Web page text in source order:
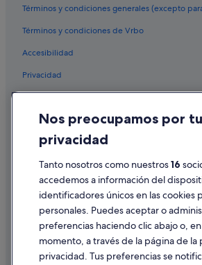
Términos y condiciones generales (excepto
Términos y condiciones de Vrbo
Accesibilidad
Privacidad
Condiciones de uso
Información legal/contacto
Pautas sobre el contenido y cómo denunciar
Ayuda
Cancelar un vuelo
Nos preocupamos por tu
privacidad
Tanto nosotros como nuestros16
accedemos a información del
identificadores únicos en las cookies
personales. Puedes aceptar o
preferencias haciendo clic abajo o,
momento, a través de la página de la
privacidad. Tus preferencias se